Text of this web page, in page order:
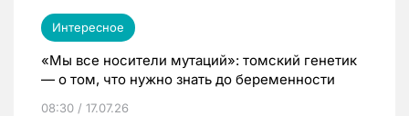
Интересное
«Мы все носители мутаций»: томский генетик
— о том, что нужно знать до беременности
08:30 / 17.07.26